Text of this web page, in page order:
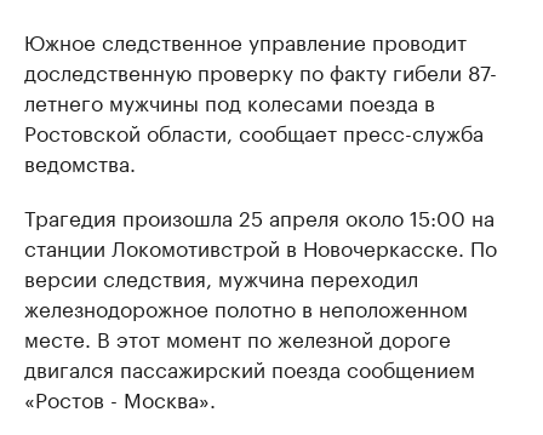
Южное следственное управление проводит
доследственную проверку по факту гибели 87-
летнего мужчины под колесами поезда в
Ростовской области, сообщает пресс-служба
ведомства.
Трагедия произошла 25 апреля около 15:00 на
станции Локомотивстрой в Новочеркасске. По
версии следствия, мужчина переходил
железнодорожное полотно в неположенном
месте. В этот момент по железной дороге
двигался пассажирский поезда сообщением
«Ростов - Москва».